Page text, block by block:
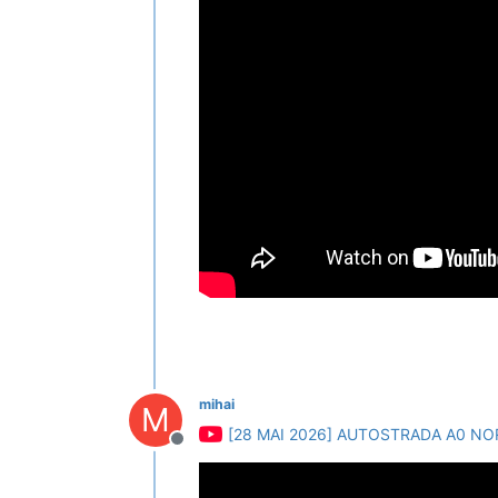
M
Deconectat
mihai
[28 MAI 2026] AUTOSTRADA A0